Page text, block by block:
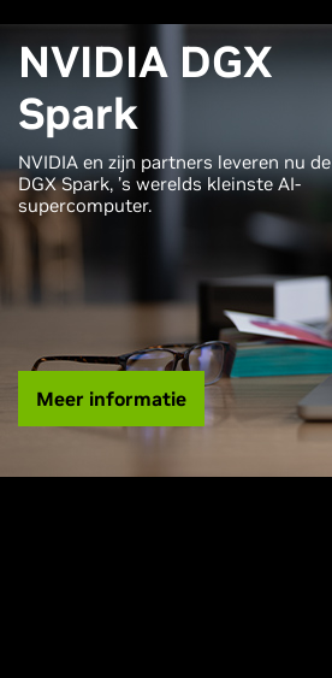
NVIDIA DGX
Spark
NVIDIA en zijn partners leveren nu de
DGX Spark, ’s werelds kleinste AI-
supercomputer.
Meer informatie